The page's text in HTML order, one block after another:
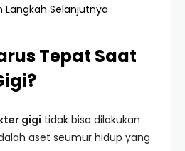
Langkah Selanjutnya
Tepat Saat
gigi tidak bisa dilakukan
aset seumur hidup yang